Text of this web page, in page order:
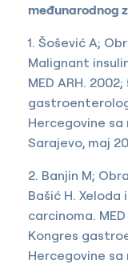
međunarodnog
1. Šošević A;
Malignant
MED ARH. 2002;
Hercegovine sa
Sarajevo, maj
2. Banjin M;
Bašić H.
carcinoma. MED
Kongres
Hercegovine sa